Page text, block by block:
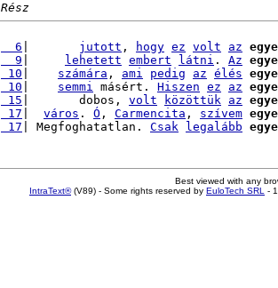
Rész
  6
jutott , hogy ez volt az
  9
lehetett embert látni . Az
10 számára , ami pedig az élés
10 semmi másért. Hiszen ez az
15 |       dobos, volt közöttük az
17 város . Ó , Carmencita , szívem
17 | Megfoghatatlan. Csak legalább
Best viewed with any
IntraText®(V89) - Some rights reserved by EuloTech SRL -